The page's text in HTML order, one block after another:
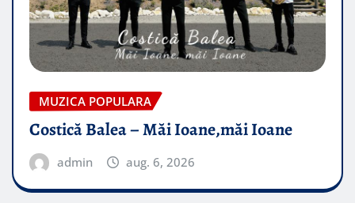
MUZICA POPULARA
Costică Balea – Măi Ioane,măi Ioane
admin aug. 6, 2026